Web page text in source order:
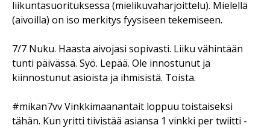
liikuntasuorituksessa (mielikuvaharjoittelu). Mielellä
(aivoilla) on iso merkitys fyysiseen tekemiseen.
7/7 Nuku. Haasta aivojasi sopivasti. Liiku vähintään
tunti päivässä. Syö. Lepää. Ole innostunut ja
kiinnostunut asioista ja ihmisistä. Toista.
#mikan7vv Vinkkimaanantait loppuu toistaiseksi
tähän. Kun yritti tiivistää asiansa 1 vinkki per twiitti -